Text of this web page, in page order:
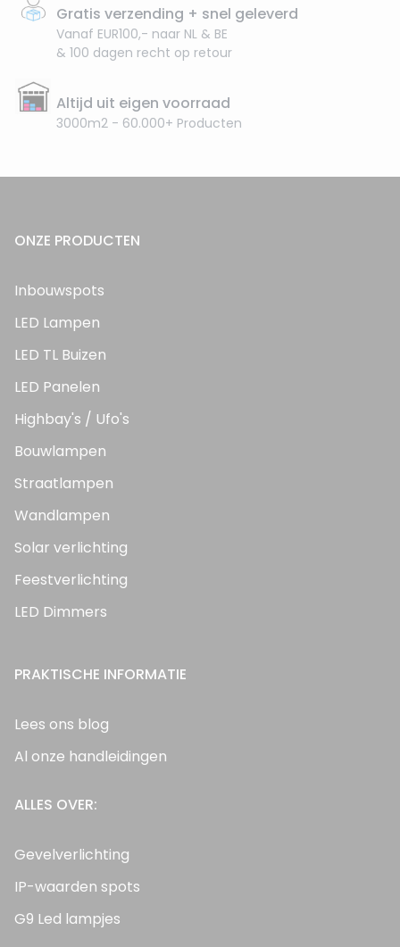
Gratis verzending + snel geleverd
Vanaf EUR100,- naar NL & BE
& 100 dagen recht op retour
Altijd uit eigen voorraad
3000m2 - 60.000+ Producten
ONZE PRODUCTEN
Inbouwspots
LED Lampen
LED TL Buizen
LED Panelen
Highbay's / Ufo's
Bouwlampen
Straatlampen
Wandlampen
Solar verlichting
Feestverlichting
LED Dimmers
PRAKTISCHE INFORMATIE
Lees ons blog
Al onze handleidingen
ALLES OVER:
Gevelverlichting
IP-waarden spots
G9 Led lampjes